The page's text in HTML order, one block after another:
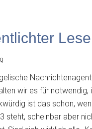
wir es für notwendig,
ist das schon,
steht, scheinbar aber